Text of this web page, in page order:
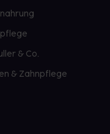
& Co.
& Zahnpflege